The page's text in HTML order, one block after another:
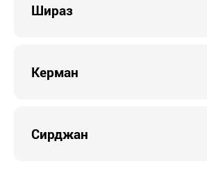
Шираз
Керман
Сирджан